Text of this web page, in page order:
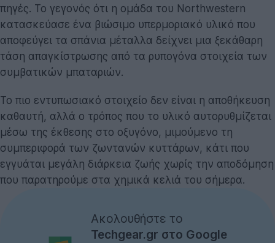
πηγές. Το γεγονός ότι η ομάδα του Northwestern
κατασκεύασε ένα βιώσιμο υπερμοριακό υλικό που
αποφεύγει τα σπάνια μέταλλα δείχνει μια ξεκάθαρη
τάση απαγκίστρωσης από τα ρυπογόνα στοιχεία των
συμβατικών μπαταριών.
Το πιο εντυπωσιακό στοιχείο δεν είναι η αποθήκευση
καθαυτή, αλλά ο τρόπος που το υλικό αυτορυθμίζεται
μέσω της έκθεσης στο οξυγόνο, μιμούμενο τη
συμπεριφορά των ζωντανών κυττάρων, κάτι που
εγγυάται μεγάλη διάρκεια ζωής χωρίς την αποδόμηση
που παρατηρούμε στα χημικά κελιά του σήμερα.
Ακολουθήστε το
Techgear.gr στο Google